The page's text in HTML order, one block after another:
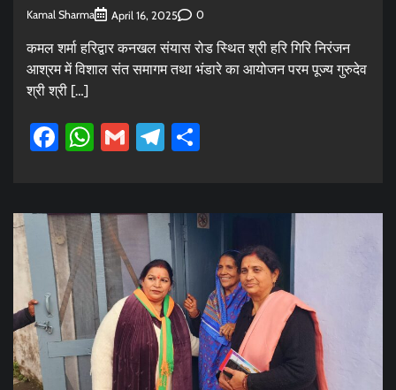
Kamal Sharma April 16, 2025 0
कमल शर्मा हरिद्वार कनखल संयास रोड स्थित श्री हरि गिरि निरंजन
आश्रम में विशाल संत समागम तथा भंडारे का आयोजन परम पूज्य गुरुदेव
श्री श्री […]
Facebook
WhatsApp
GmailTelegram